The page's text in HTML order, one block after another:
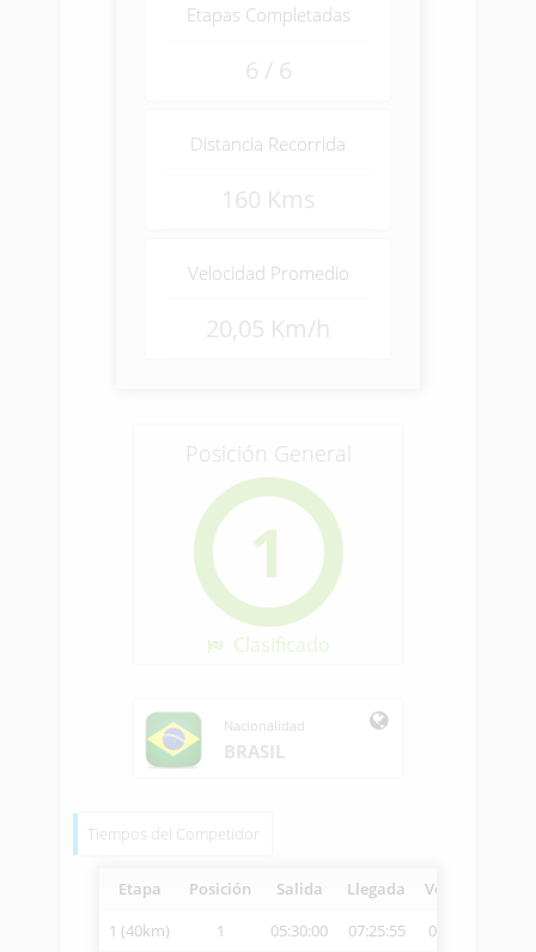
Etapas Completadas
6 / 6
Distancia Recorrida
160 Kms
Velocidad Promedio
20,05 Km/h
Posición General
1
Clasificado
Nacionalidad
BRASIL
Tiempos del Competidor
Etapa Posición Salida Llegada Vetcheck
1 (40km)
1 05:30:00 07:25:55 07:27:01